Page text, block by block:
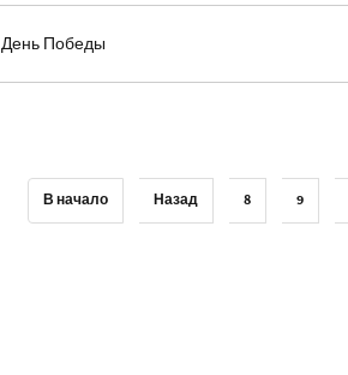
День Победы
В начало Назад 8 9